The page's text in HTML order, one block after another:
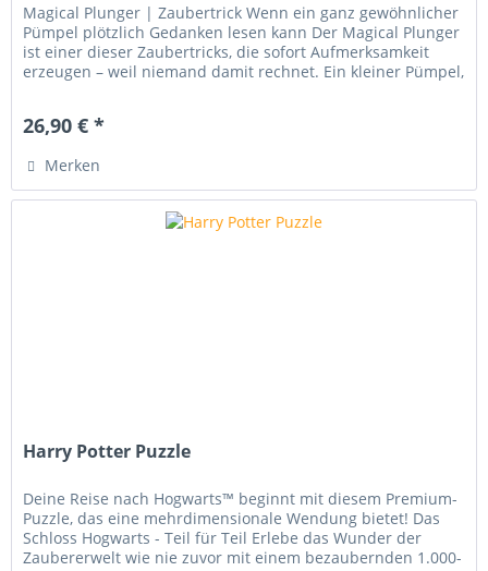
Magical Plunger | Zaubertrick Wenn ein ganz gewöhnlicher
Pümpel plötzlich Gedanken lesen kann Der Magical Plunger
ist einer dieser Zaubertricks, die sofort Aufmerksamkeit
erzeugen – weil niemand damit rechnet. Ein kleiner Pümpel,
26,90 € *
Merken
Harry Potter Puzzle
Deine Reise nach Hogwarts™ beginnt mit diesem Premium-
Puzzle, das eine mehrdimensionale Wendung bietet! Das
Schloss Hogwarts - Teil für Teil Erlebe das Wunder der
Zaubererwelt wie nie zuvor mit einem bezaubernden 1.000-